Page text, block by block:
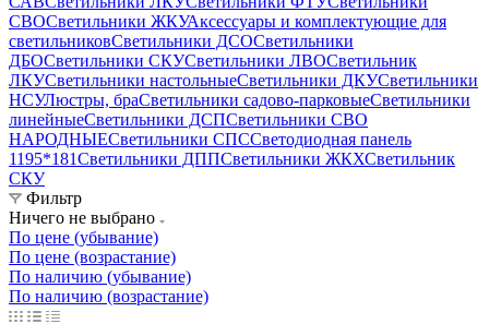
СВОСветильники ЖКУАксессуары и комплектующие для
светильниковСветильники ДСОСветильники
ДБОСветильники СКУСветильники ЛВОСветильник
ЛКУСветильники настольныеСветильники ДКУСветильники
НСУЛюстры, браСветильники садово-парковыеСветильники
линейныеСветильники ДСПСветильники СВО
НАРОДНЫЕСветильники СПССветодиодная панель
1195*181Светильники ДППСветильники ЖКХСветильник
СКУ
Фильтр
Ничего не выбрано
По цене (убывание)
По цене (возрастание)
По наличию (убывание)
По наличию (возрастание)